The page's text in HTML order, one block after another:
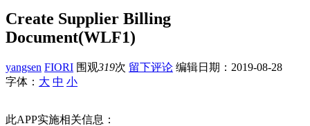
Create Supplier Billing
Document(WLF1)
yangsen FIORI 围观319次 留下评论 编辑日期： 2019-08-28
字体： 大 中 小
此APP实施相关信息：